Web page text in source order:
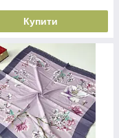
Купити